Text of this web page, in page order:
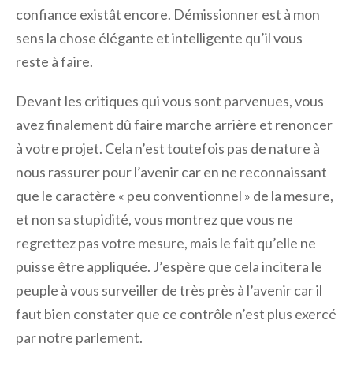
confiance existât encore. Démissionner est à mon
sens la chose élégante et intelligente qu’il vous
reste à faire.
Devant les critiques qui vous sont parvenues, vous
avez finalement dû faire marche arrière et renoncer
à votre projet. Cela n’est toutefois pas de nature à
nous rassurer pour l’avenir car en ne reconnaissant
que le caractère « peu conventionnel » de la mesure,
et non sa stupidité, vous montrez que vous ne
regrettez pas votre mesure, mais le fait qu’elle ne
puisse être appliquée. J’espère que cela incitera le
peuple à vous surveiller de très près à l’avenir car il
faut bien constater que ce contrôle n’est plus exercé
par notre parlement.